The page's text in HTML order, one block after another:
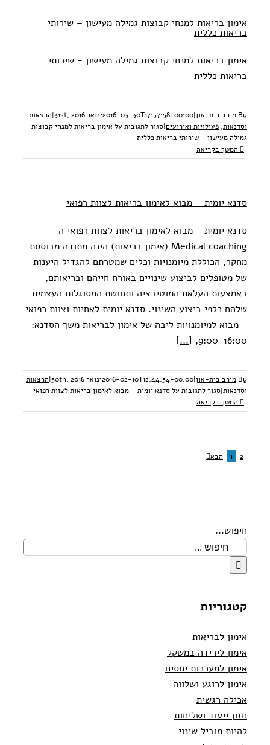
אימון בריאות למנחי קבוצות גמילה מעישון – שירותי
בריאות כללית
אימון בריאות למנחי קבוצות גמילה מעישון - שירותי
בריאות כללית
By מירב בית-און|
2016-03-30T17:57:58+00:00ינואר 31st, 2016 |הרצאות
וסדנאות, פעילויות ואירועים|סגור לתגובות על אימון בריאות למנחי קבוצות
גמילה מעישון – שירותי בריאות כללית
המשך בקריאה
סדנא יומית – מבוא לאימון בריאות לצוות רפואי
סדנא יומית - מבוא לאימון בריאות לצוות רפואי ה
Medical coaching (אימון בריאות) הינה מתודה מבוססת
מחקר, הכוללת מיומנויות וכלים שמטרתם להגדיל היענות
של מטופלים לביצוע שינויים באורח חייהם ובריאותם,
באמצעות העלאת המוטיבציה ותחושת המסוגלות העצמית
שלהם כלפי ביצוע השינוי. סדנא יומית לאחיות וצוות רפואי
- מבוא למיומנויות ליבה של אימון לבריאות משך הסדנא:
9:00-16:00,
[...]
By מירב בית-און|
2016-02-10T12:44:54+00:00ינואר 30th, 2016 |הרצאות
וסדנאות|סגור לתגובות על סדנא יומית – מבוא לאימון בריאות לצוות רפואי
המשך בקריאה
1 2 הבא
חיפוש...
קטגוריות
אימון לבריאות
אימון לירידה במשקל
אימון למערכות יחסים
אימון לרוגע ושלווה
אכילה רגשית
חזון ייעוד ושליחות
להיות מוביל שינוי